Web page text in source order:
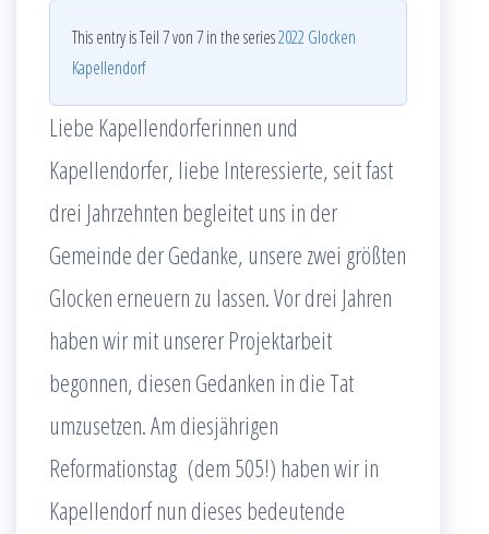
This entry is Teil 7 von 7 in the series2022 Glocken
Kapellendorf
Liebe Kapellendorferinnen und
Kapellendorfer, liebe Interessierte, seit fast
drei Jahrzehnten begleitet uns in der
Gemeinde der Gedanke, unsere zwei größten
Glocken erneuern zu lassen. Vor drei Jahren
haben wir mit unserer Projektarbeit
begonnen, diesen Gedanken in die Tat
umzusetzen. Am diesjährigen
Reformationstag (dem 505!) haben wir in
Kapellendorf nun dieses bedeutende